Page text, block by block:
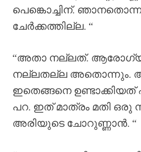
പെങ്കൊച്ചിന്.
ചേർക്കത്തില്ല. “
“അതാ നല്ലത്.
നല്ലതല്ല അതൊന്നും.
ഇതെങ്ങനെ
പറ. ഇത് മാത്രം മതി ഒരു
അരിയുടെ ചോറുണ്ണാൻ. “